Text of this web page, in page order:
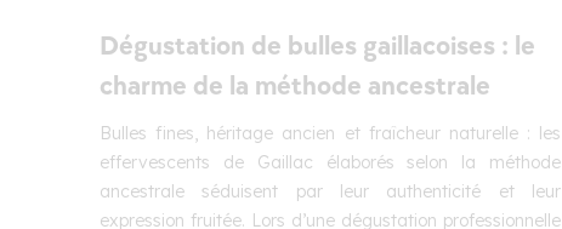
Dégustation de bulles gaillacoises : le
charme de la méthode ancestrale
Bulles fines, héritage ancien et fraîcheur naturelle : les
effervescents de Gaillac élaborés selon la méthode
ancestrale séduisent par leur authenticité et leur
expression fruitée. Lors d’une dégustation professionnelle